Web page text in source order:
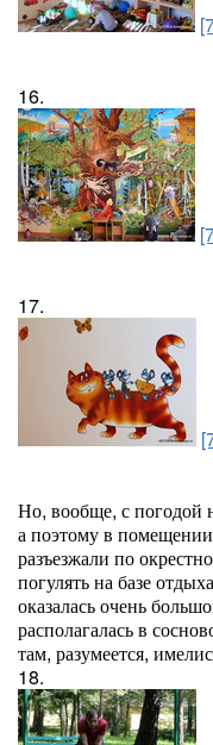
16.
17.
Но, вообще, с погодой
а поэтому в
разъезжали по
погулять на базе
оказалась очень
располагалась в
там, разумеется,
18.